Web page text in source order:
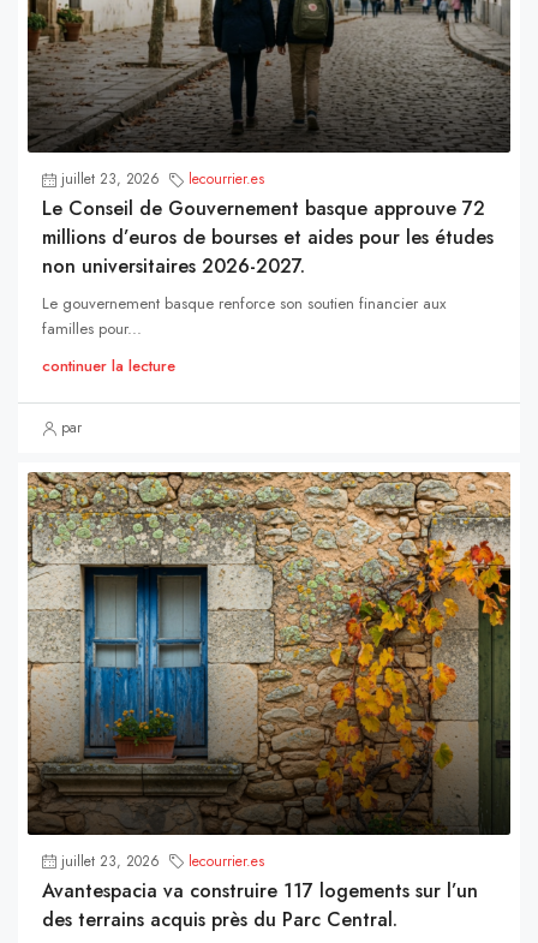
juillet 23, 2026 lecourrier.es
Le Conseil de Gouvernement basque approuve 72
millions d’euros de bourses et aides pour les études
non universitaires 2026-2027.
Le gouvernement basque renforce son soutien financier aux
familles pour...
continuer la lecture
par
juillet 23, 2026 lecourrier.es
Avantespacia va construire 117 logements sur l’un
des terrains acquis près du Parc Central.